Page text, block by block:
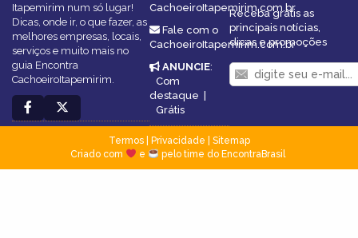
Itapemirim num só lugar!
Dicas, onde ir, o que fazer, as
melhores empresas, locais,
serviços e muito mais no
guia Encontra
CachoeiroItapemirim.
CachoeiroItapemirim.com.br
Fale com o
CachoeiroItapemirim.com.br
ANUNCIE:
Com
destaque |
Grátis
Receba grátis as
principais notícias,
dicas e promoções
Termos| Privacidade
Sitemap
Criado com
e pelo time do EncontraBrasil